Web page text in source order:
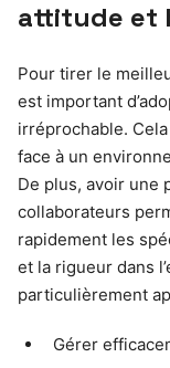
attitude et
Pour tirer le
est important
irréprochable.
face à un
De plus, avoir une
collaborateurs
rapidement les
et la rigueur dans
particulièrement
Gérer